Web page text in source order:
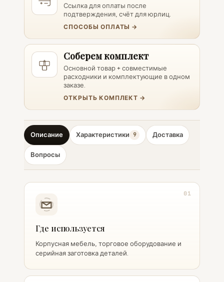
Ссылка для оплаты после
подтверждения, счёт для юрлиц.
СПОСОБЫ ОПЛАТЫ →
Соберем комплект
Основной товар + совместимые
расходники и комплектующие в одном
заказе.
ОТКРЫТЬ КОМПЛЕКТ →
Описание Характеристики 9 Доставка
Вопросы
01
Где используется
Корпусная мебель, торговое оборудование и
серийная заготовка деталей.